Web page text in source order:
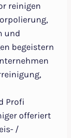
reinigen
und
begeistern
Profi
offeriert
/